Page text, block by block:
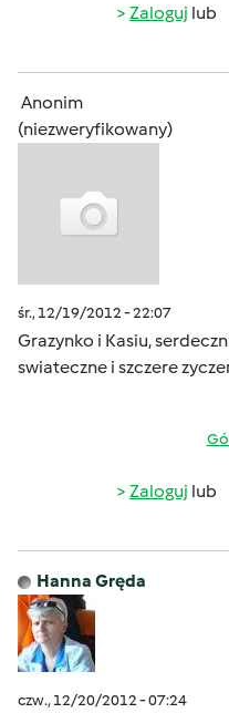
Zaloguj lub
Anonim
(niezweryfikowany)
śr., 12/19/2012 - 22:07
Grazynko i Kasiu,
swiateczne i szczere
Zaloguj lub
Hanna Gręda
czw., 12/20/2012 - 07:24